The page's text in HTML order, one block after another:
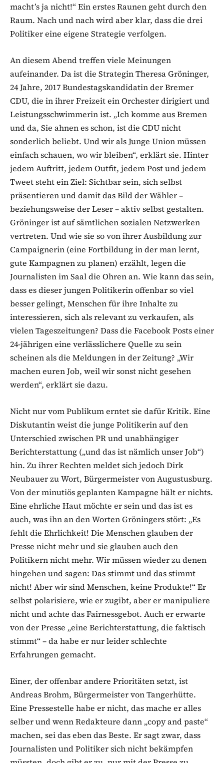
macht’s ja nicht!“ Ein erstes Raunen geht durch den
Raum. Nach und nach wird aber klar, dass die drei
Politiker eine eigene Strategie verfolgen.
An diesem Abend treffen viele Meinungen
aufeinander. Da ist die Strategin Theresa Gröninger,
24 Jahre, 2017 Bundestagskandidatin der Bremer
CDU, die in ihrer Freizeit ein Orchester dirigiert und
Leistungsschwimmerin ist. „Ich komme aus Bremen
und da, Sie ahnen es schon, ist die CDU nicht
sonderlich beliebt. Und wir als Junge Union müssen
einfach schauen, wo wir bleiben“, erklärt sie. Hinter
jedem Auftritt, jedem Outfit, jedem Post und jedem
Tweet steht ein Ziel: Sichtbar sein, sich selbst
präsentieren und damit das Bild der Wähler –
beziehungsweise der Leser – aktiv selbst gestalten.
Gröninger ist auf sämtlichen sozialen Netzwerken
vertreten. Und wie sie so von ihrer Ausbildung zur
Campaignerin (eine Fortbildung in der man lernt,
gute Kampagnen zu planen) erzählt, legen die
Journalisten im Saal die Ohren an. Wie kann das sein,
dass es dieser jungen Politikerin offenbar so viel
besser gelingt, Menschen für ihre Inhalte zu
interessieren, sich als relevant zu verkaufen, als
vielen Tageszeitungen? Dass die Facebook Posts einer
24-jährigen eine verlässlichere Quelle zu sein
scheinen als die Meldungen in der Zeitung? „Wir
machen euren Job, weil wir sonst nicht gesehen
werden“, erklärt sie dazu.
Nicht nur vom Publikum erntet sie dafür Kritik. Eine
Diskutantin weist die junge Politikerin auf den
Unterschied zwischen PR und unabhängiger
Berichterstattung („und das ist nämlich unser Job“)
hin. Zu ihrer Rechten meldet sich jedoch Dirk
Neubauer zu Wort, Bürgermeister von Augustusburg.
Von der minutiös geplanten Kampagne hält er nichts.
Eine ehrliche Haut möchte er sein und das ist es
auch, was ihn an den Worten Gröningers stört: „Es
fehlt die Ehrlichkeit! Die Menschen glauben der
Presse nicht mehr und sie glauben auch den
Politikern nicht mehr. Wir müssen wieder zu denen
hingehen und sagen: Das stimmt und das stimmt
nicht! Aber wir sind Menschen, keine Produkte!“ Er
selbst polarisiere, wie er zugibt, aber er manipuliere
nicht und achte das Fairnessgebot. Auch er erwarte
von der Presse „eine Berichterstattung, die faktisch
stimmt“ – da habe er nur leider schlechte
Erfahrungen gemacht.
Einer, der offenbar andere Prioritäten setzt, ist
Andreas Brohm, Bürgermeister von Tangerhütte.
Eine Pressestelle habe er nicht, das mache er alles
selber und wenn Redakteure dann „copy and paste“
machen, sei das eben das Beste. Er sagt zwar, dass
Journalisten und Politiker sich nicht bekämpfen